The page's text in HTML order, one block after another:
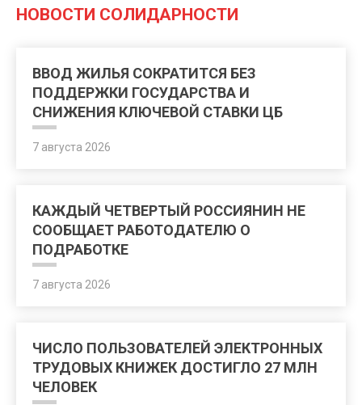
НОВОСТИ СОЛИДАРНОСТИ
ВВОД ЖИЛЬЯ СОКРАТИТСЯ БЕЗ
ПОДДЕРЖКИ ГОСУДАРСТВА И
СНИЖЕНИЯ КЛЮЧЕВОЙ СТАВКИ ЦБ
7 августа 2026
КАЖДЫЙ ЧЕТВЕРТЫЙ РОССИЯНИН НЕ
СООБЩАЕТ РАБОТОДАТЕЛЮ О
ПОДРАБОТКЕ
7 августа 2026
ЧИСЛО ПОЛЬЗОВАТЕЛЕЙ ЭЛЕКТРОННЫХ
ТРУДОВЫХ КНИЖЕК ДОСТИГЛО 27 МЛН
ЧЕЛОВЕК